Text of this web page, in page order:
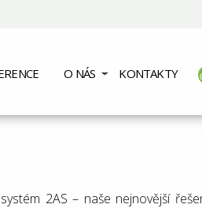
O NÁS KONTAKTY
2AS – naše nejnovější